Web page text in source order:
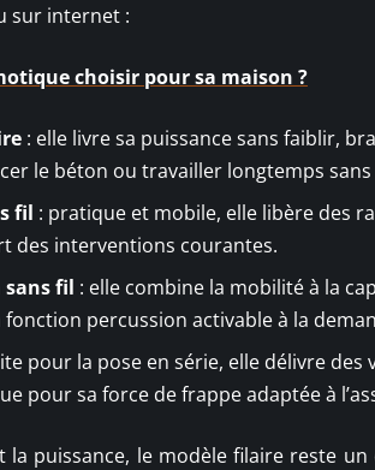
sur internet :
choisir pour sa maison ?
: elle livre sa puissance sans faiblir,
le béton ou travailler longtemps
fil : pratique et mobile, elle libère des
des interventions courantes.
sans fil : elle combine la mobilité à la
fonction percussion activable à la
pour la pose en série, elle délivre
pour sa force de frappe adaptée à
la puissance, le modèle filaire reste